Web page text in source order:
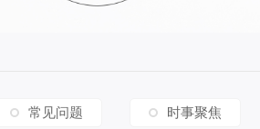
常见问题 时事聚焦